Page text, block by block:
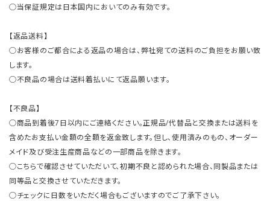
○当保証規定は日本国内においてのみ有効です。
【返品送料】
○お客様のご都合による返品の場合は、弊社宛ての送料のご負担をお願い致
します。
○不良品の場合は送料着払いにて返品願います。
【不良品】
○商品到着後7日以内にご連絡ください。正規品/代替品と交換または送料を
含めたお支払い金額の全額を返金致します。但し、使用済みのもの、オーダー
メイド及び受注生産商品などの一部商品を除きます。
○こちらで確認させていただいて、初期不良と認められた場合、同製品または
同等品と交換させていただきます。
○チェックに日数をいただく場合もございますのでご了承下さい。